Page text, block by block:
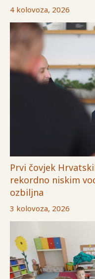
4 kolovoza, 2026
Prvi čovjek
rekordno niskim
ozbiljna
3 kolovoza, 2026